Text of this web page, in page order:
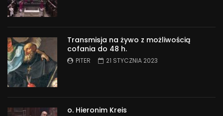
Transmisja na żywo z możliwością
cofania do 48 h.
PITER 21 STYCZNIA 2023
o. Hieronim Kreis